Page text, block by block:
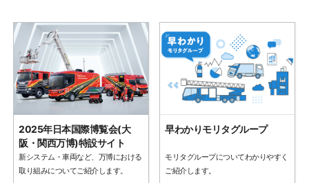
2025年日本国際博覧会(大
阪・関西万博)特設サイト
新システム・車両など、万博における
取り組みについてご紹介します。
早わかりモリタグループ
モリタグループについてわかりやすく
ご紹介します。